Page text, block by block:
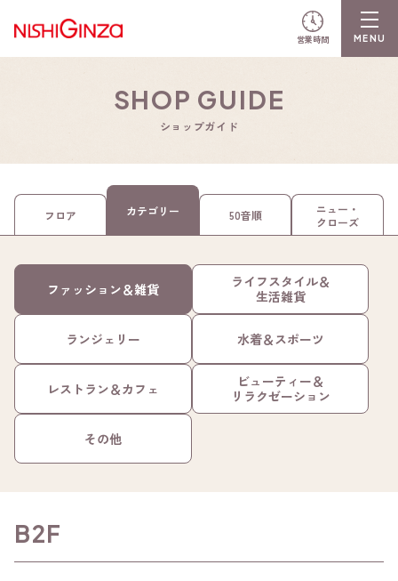
営業時間
SHOP GUIDE
ショップガイド
フロア カテゴリー 50音順
ニュー・
クローズ
ファッション＆雑貨
ライフスタイル＆
生活雑貨
ランジェリー 水着＆スポーツ
レストラン＆カフェ
ビューティー＆
リラクゼーション
その他
B2F